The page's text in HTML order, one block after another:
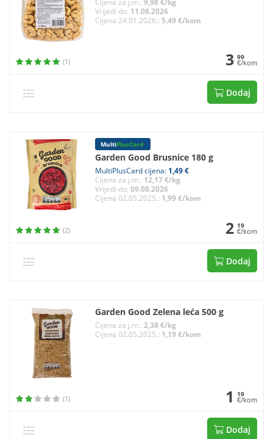
Cijena za j.m.: 9,98 €/kg
Vrijedi do: 11.08.2026
Cijena 24.01.2026.: 5,49 €/kom
(1) 3 99
€/kom
Dodaj
MultiPlusCard
Garden Good Brusnice 180 g
MultiPlusCard cijena: 1,49 €
Cijena za j.m.: 12,17 €/kg
Vrijedi do: 09.08.2026
Cijena 02.05.2025.: 1,99 €/kom
(2) 2 19
€/kom
Dodaj
Garden Good Zelena leća 500 g
Cijena za j.m.: 2,38 €/kg
Cijena 02.05.2025.: 1,19 €/kom
(1) 1 19
€/kom
Dodaj